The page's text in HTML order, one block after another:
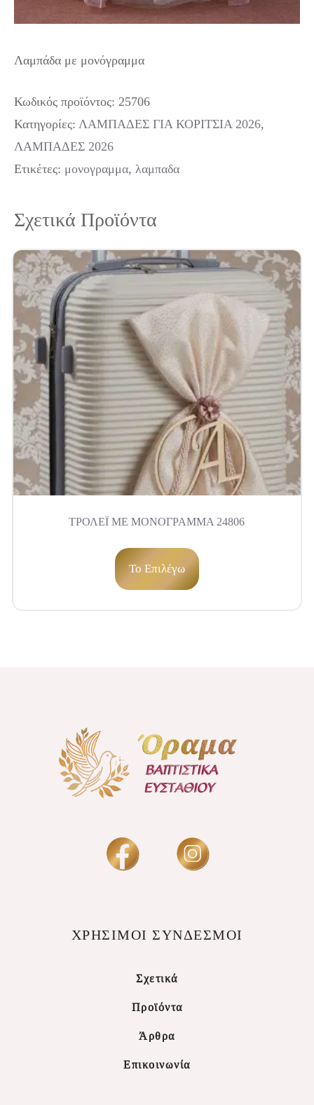
Λαμπάδα με μονόγραμμα
Κωδικός προϊόντος: 25706
Κατηγορίες: ΛΑΜΠΑΔΕΣ ΓΙΑ ΚΟΡΙΤΣΙΑ 2026,
ΛΑΜΠΑΔΕΣ 2026
Ετικέτες: μονογραμμα, λαμπαδα
Σχετικά Προϊόντα
ΤΡΟΛΕΪ ΜΕ ΜΟΝΟΓΡΑΜΜΑ 24806
To Επιλέγω
ΧΡΗΣΙΜΟΙ ΣΥΝΔΕΣΜΟΙ
Σχετικά
Προϊόντα
Άρθρα
Επικοινωνία